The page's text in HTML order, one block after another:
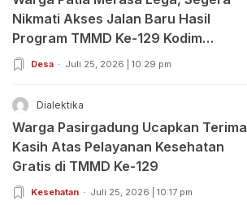
Nikmati Akses Jalan Baru Hasil
Program TMMD Ke-129 Kodim
0601/Pandeglang
Desa Juli 25, 2026 | 10:29 pm
Dialektika
Warga Pasirgadung Ucapkan Terima
Kasih Atas Pelayanan Kesehatan
Gratis di TMMD Ke-129
Kesehatan Juli 25, 2026 | 10:17 pm